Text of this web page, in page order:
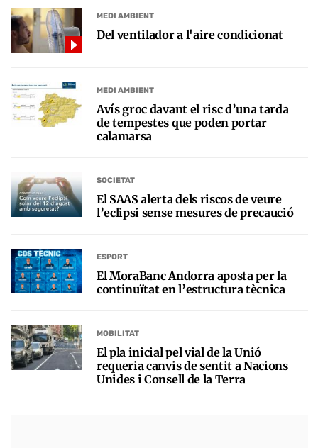
MEDI AMBIENT
Del ventilador a l'aire condicionat
MEDI AMBIENT
Avís groc davant el risc d’una tarda
de tempestes que poden portar
calamarsa
SOCIETAT
El SAAS alerta dels riscos de veure
l’eclipsi sense mesures de precaució
ESPORT
El MoraBanc Andorra aposta per la
continuïtat en l’estructura tècnica
MOBILITAT
El pla inicial pel vial de la Unió
requeria canvis de sentit a Nacions
Unides i Consell de la Terra